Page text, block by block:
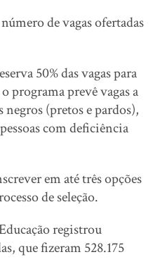
de vagas ofertadas
50% das vagas para
programa prevê vagas a
(pretos e pardos),
com deficiência
em até três opções
de seleção.
registrou
que fizeram 528.175